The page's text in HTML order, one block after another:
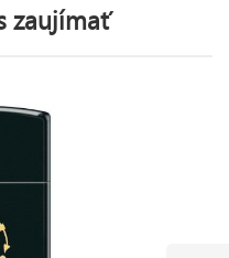
zaujímať